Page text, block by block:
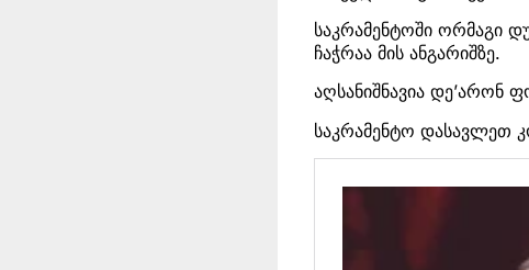
საკრამენტოში ორმაგი
ჩაჭრაა მის ანგარიშზე.
აღსანიშნავია დე’არონ
საკრამენტო დასავლეთ